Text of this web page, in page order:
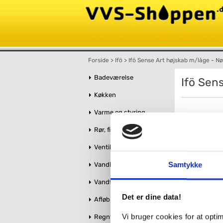
Samtykke
Det er dine data!
Vi bruger cookies for at
Forside > Ifö > Ifö Sense Art højskab m/låge -
Badeværelse
Køkken
Varme og styring
Rør, fittings og tilbehør
Ventiler og stophaner
Vandbehandling
Vandforsyning
Afløb og kloak
Regnvandshåndtering
Ifö